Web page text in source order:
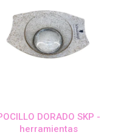
DORADO SKP -
herramientas